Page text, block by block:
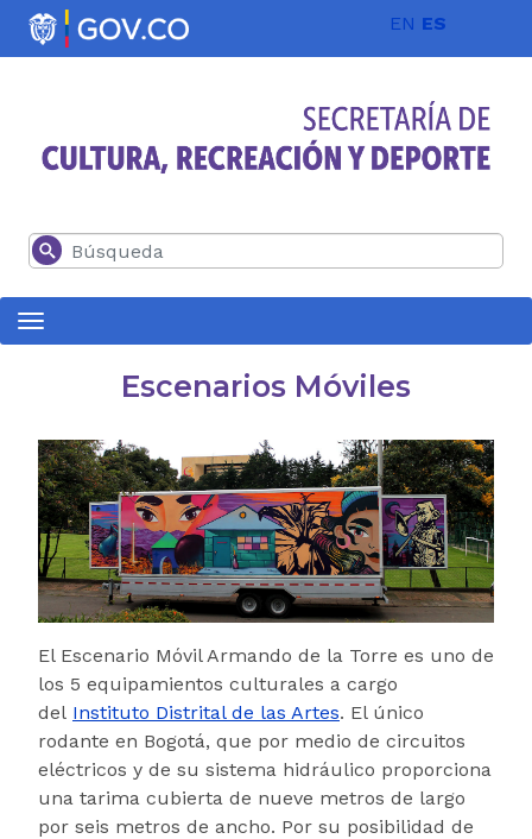
Pasar al contenido principal EN ES
Buscar
Escenarios Móviles
El Escenario Móvil Armando de la Torre es uno de
los 5 equipamientos culturales a cargo
del Instituto Distrital de las Artes. El único
rodante en Bogotá, que por medio de circuitos
eléctricos y de su sistema hidráulico proporciona
una tarima cubierta de nueve metros de largo
por seis metros de ancho. Por su posibilidad de